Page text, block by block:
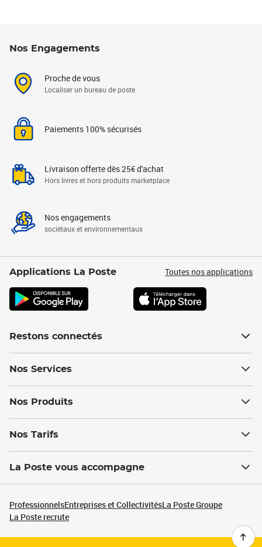
Nos Engagements
Proche de vous
Localiser un bureau de poste
Paiements 100% sécurisés
Livraison offerte dès 25€ d'achat
Hors livres et hors produits marketplace
Nos engagements
sociétaux et environnementaux
Applications La Poste Toutes nos applications
Restons connectés
Nos Services
Nos Produits
Nos Tarifs
La Poste vous accompagne
ProfessionnelsEntreprises et CollectivitésLa Poste Groupe
La Poste recrute